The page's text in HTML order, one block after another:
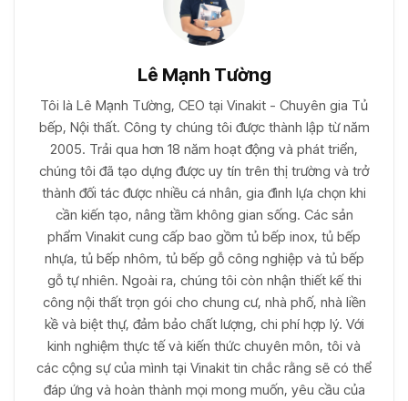
Lê Mạnh Tường
Tôi là Lê Mạnh Tường, CEO tại Vinakit - Chuyên gia Tủ
bếp, Nội thất. Công ty chúng tôi được thành lập từ năm
2005. Trải qua hơn 18 năm hoạt động và phát triển,
chúng tôi đã tạo dựng được uy tín trên thị trường và trở
thành đối tác được nhiều cá nhân, gia đình lựa chọn khi
cần kiến tạo, nâng tầm không gian sống. Các sản
phẩm Vinakit cung cấp bao gồm tủ bếp inox, tủ bếp
nhựa, tủ bếp nhôm, tủ bếp gỗ công nghiệp và tủ bếp
gỗ tự nhiên. Ngoài ra, chúng tôi còn nhận thiết kế thi
công nội thất trọn gói cho chung cư, nhà phố, nhà liền
kề và biệt thự, đảm bảo chất lượng, chi phí hợp lý. Với
kinh nghiệm thực tế và kiến thức chuyên môn, tôi và
các cộng sự của mình tại Vinakit tin chắc rằng sẽ có thể
đáp ứng và hoàn thành mọi mong muốn, yêu cầu của